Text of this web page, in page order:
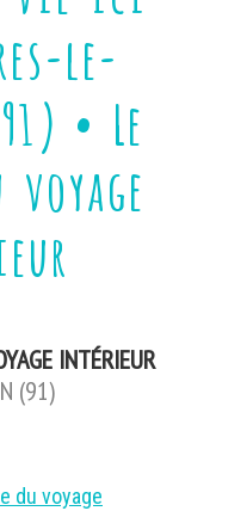
le-
• Le
INTÉRIEUR
(91)
du voyage